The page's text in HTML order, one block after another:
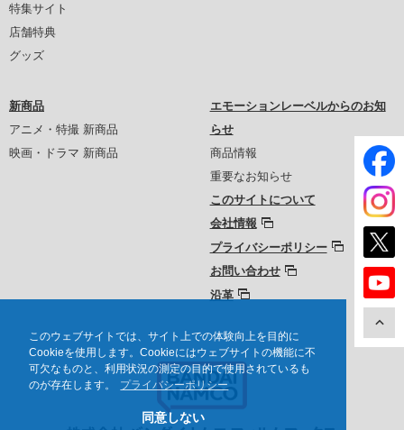
このウェブサイトでは、サイト上での体験向上を目的に
Cookieを使用します。Cookieにはウェブサイトの機能に不
可欠なものと、利用状況の測定の目的で使用されているも
のが存在します。
プライバシーポリシー
同意しない
特集サイト
店舗特典
グッズ
新商品
アニメ・特撮 新商品
映画・ドラマ 新商品
エモーションレーベルからのお知
らせ
商品情報
重要なお知らせ
このサイトについて
会社情報
プライバシーポリシー
お問い合わせ
沿革